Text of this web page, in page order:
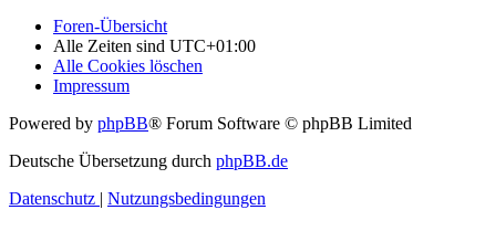
Foren-Übersicht
Alle Zeiten sind UTC+01:00
Alle Cookies löschen
Impressum
Powered by phpBB® Forum Software © phpBB Limited
Deutsche Übersetzung durch phpBB.de
Datenschutz | Nutzungsbedingungen